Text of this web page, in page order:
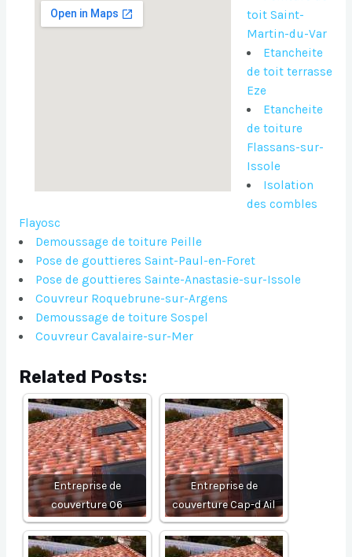
toit Saint-
Martin-du-Var
Etancheite
de toit terrasse
Eze
Etancheite
de toiture
Flassans-sur-
Issole
Isolation
des combles
Flayosc
Demoussage de toiture Peille
Pose de gouttieres Saint-Paul-en-Foret
Pose de gouttieres Sainte-Anastasie-sur-Issole
Couvreur Roquebrune-sur-Argens
Demoussage de toiture Sospel
Couvreur Cavalaire-sur-Mer
Related Posts:
Entreprise de
couverture 06
Entreprise de
couverture Cap-d Ail